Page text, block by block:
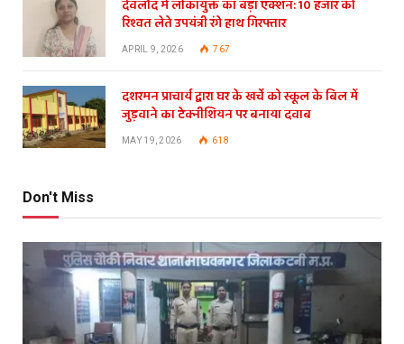
देवलौंद में लोकायुक्त का बड़ा एक्शन: 10 हजार की
रिश्वत लेते उपयंत्री रंगे हाथ गिरफ्तार
APRIL 9, 2026 767
दशरमन प्राचार्य द्वारा घर के खर्चे को स्कूल के बिल में
जुड़वाने का टेक्नीशियन पर बनाया दवाब
MAY 19, 2026 618
Don't Miss